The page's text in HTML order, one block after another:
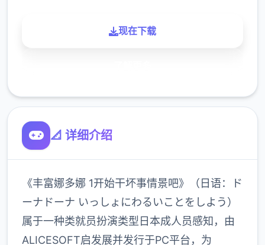
现在下载
📐 详细介绍
《丰富娜多娜 1开始干坏事情景吧》（日语：ド
ーナドーナ いっしょにわるいことをしよう）
属于一种类就员扮演类型日本成人员感知，由
ALICESOFT启发展并发行于PC平台，为